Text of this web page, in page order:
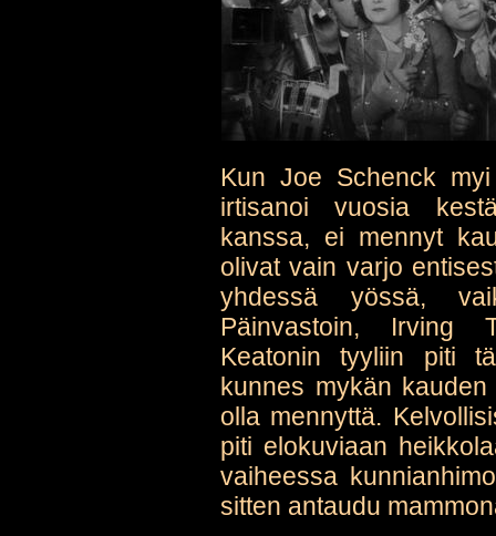
Kun Joe Schenck
irtisanoi vuosia
kanssa, ei mennyt
olivat vain varjo
yhdessä yössä,
Päinvastoin, Irving
Keatonin tyyliin piti
kunnes mykän
olla mennyttä.
piti elokuviaan
vaiheessa
sitten antaudu